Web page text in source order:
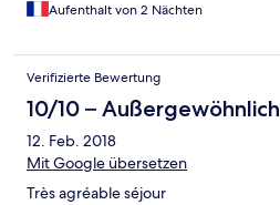
Aufenthalt von 2 Nächten
Verifizierte Bewertung
10/10 – Außergewöhnlich
12. Feb. 2018
Mit Google übersetzen
Très agréable séjour